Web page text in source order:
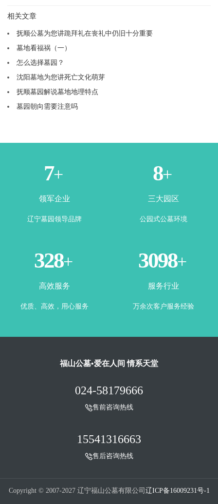
相关文章
抚顺公墓为您讲跪拜礼在丧礼中仍旧十分重要
墓地看福祸（一）
怎么选择墓园？
沈阳墓地为您讲死亡文化萌芽
抚顺墓园解说墓地地理特点
墓园朝向需要注意吗
2+
领军企业
辽宁墓园领导品牌
4+
三大园区
公园式公墓环境
360+
高效服务
优质、高效，用心服务
3443+
服务行业
万余次客户服务经验
福山公墓•爱在人间 情系天堂
024-58179666
售前咨询热线
15541316663
售后咨询热线
Copyright © 2007-2027 辽宁福山公墓有限公司 辽ICP备16009231号-1